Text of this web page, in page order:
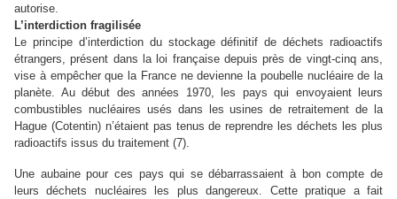
autorise.
L’interdiction fragilisée
Le principe d’interdiction du stockage définitif de déchets radioactifs
étrangers, présent dans la loi française depuis près de vingt-cinq ans,
vise à empêcher que la France ne devienne la poubelle nucléaire de la
planète. Au début des années 1970, les pays qui envoyaient leurs
combustibles nucléaires usés dans les usines de retraitement de la
Hague (Cotentin) n’étaient pas tenus de reprendre les déchets les plus
radioactifs issus du traitement (7).
Une aubaine pour ces pays qui se débarrassaient à bon compte de
leurs déchets nucléaires les plus dangereux. Cette pratique a fait